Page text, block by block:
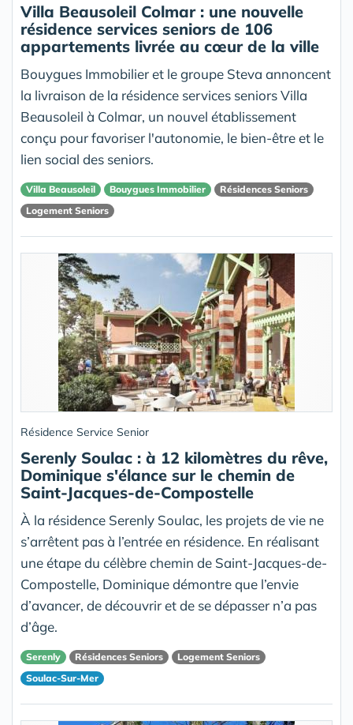
Villa Beausoleil Colmar : une nouvelle
résidence services seniors de 106
appartements livrée au cœur de la ville
Bouygues Immobilier et le groupe Steva annoncent
la livraison de la résidence services seniors Villa
Beausoleil à Colmar, un nouvel établissement
conçu pour favoriser l'autonomie, le bien-être et le
lien social des seniors.
Villa Beausoleil Bouygues Immobilier
Résidences Seniors
Logement Seniors
Résidence Service Senior
Serenly Soulac : à 12 kilomètres du rêve,
Dominique s'élance sur le chemin de
Saint-Jacques-de-Compostelle
À la résidence Serenly Soulac, les projets de vie ne
s’arrêtent pas à l’entrée en résidence. En réalisant
une étape du célèbre chemin de Saint-Jacques-de-
Compostelle, Dominique démontre que l’envie
d’avancer, de découvrir et de se dépasser n’a pas
d’âge.
Serenly Résidences Seniors
Logement Seniors
Soulac-Sur-Mer